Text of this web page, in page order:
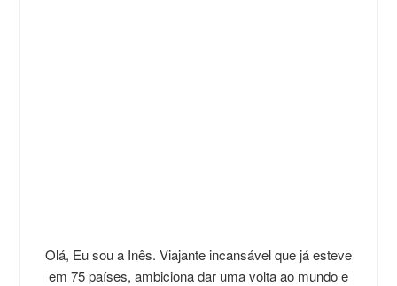
Olá, Eu sou a Inês. Viajante incansável que já esteve
em 75 países, ambiciona dar uma volta ao mundo e